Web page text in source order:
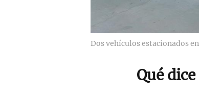
Dos vehículos estacionados
Qué